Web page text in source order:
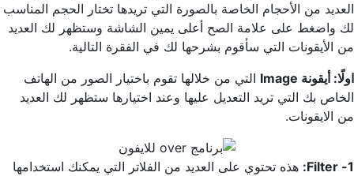
العديد من الأحجام الخاصة بالصورة التي تريدها تختار الحجم المناسب
لك واضغط على علامة الصح أعلى يمين الشاشة وستظهر لك العديد
من الأيقونات التي سأقوم بشرحها لك في الفقرة التالية.
اولًا: أيقونة Image
التي من خلالها تقوم باختيار الصور من الهاتف
الخاص بك التي تريد التعديل عليها وعند اختيارها ستظهر لك العديد
من الايقونات.
1- Filter:
هذه تحتوي على العديد من الفلاتر التي يمكنك استخدامها